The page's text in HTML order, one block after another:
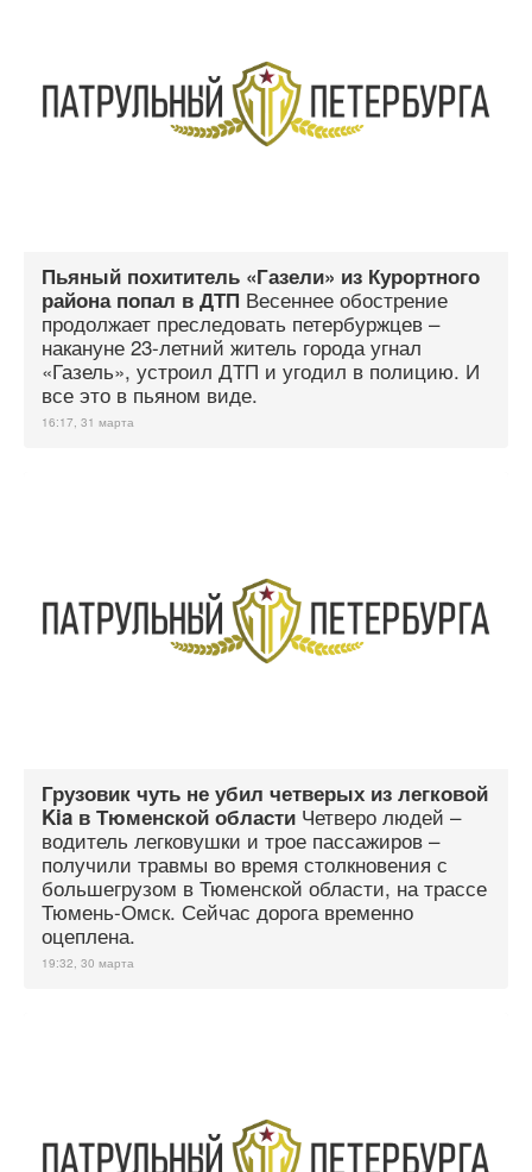
Пьяный похититель «Газели» из Курортного
района попал в ДТП Весеннее обострение
продолжает преследовать петербуржцев –
накануне 23-летний житель города угнал
«Газель», устроил ДТП и угодил в полицию. И
все это в пьяном виде.
16:17, 31 марта
Грузовик чуть не убил четверых из легковой
Kia в Тюменской области Четверо людей –
водитель легковушки и трое пассажиров –
получили травмы во время столкновения с
большегрузом в Тюменской области, на трассе
Тюмень-Омск. Сейчас дорога временно
оцеплена.
19:32, 30 марта